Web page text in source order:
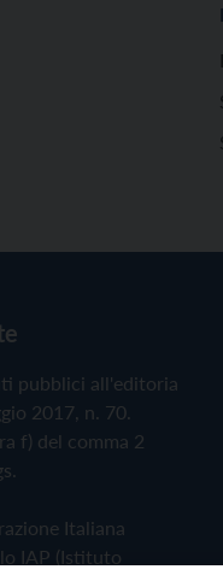
pubblici all'editoria
2017, n. 70.
f) del comma 2
Italiana
IAP (Istituto